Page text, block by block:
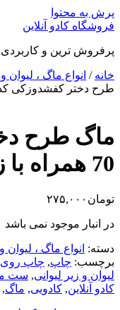
پرش به محتوا
فروشگاه کادو آنلاین
پرفروش ترین و
خانه / انواع ماگ ، لیوان
طرح دختر کفشدوزکی کد 70 همراه با زیر
ماگ طرح
70 همراه با زیر لیوانی
تومان ۲۷۵,۰۰۰
در انبار موجود نمی باشد
دسته: انواع ماگ ، لیوان
برچسب: چاپ, چاپ روی
لیوان و زیر لیوانی, ست
کادو آنلاین, کادویی, ماگ,